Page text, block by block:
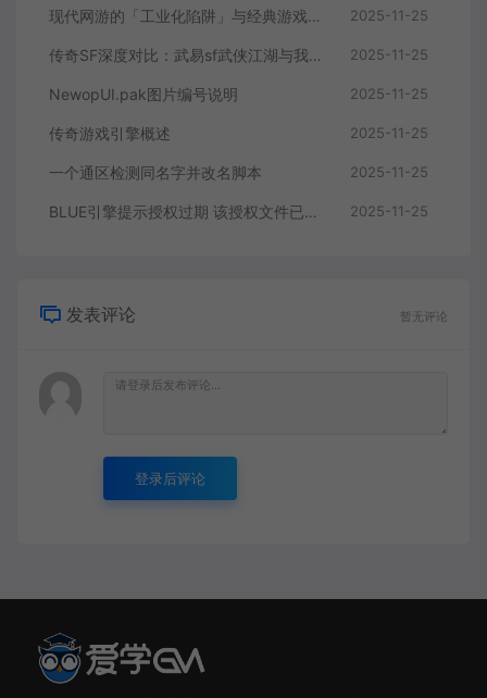
现代网游的「工业化陷阱」与经典游戏的「自由灵魂」：从热血传奇看游戏设计的本真回归 2025-11-25
传奇SF深度对比：武易sf武侠江湖与我本沉默sf经典复刻的差异解析 2025-11-25
NewopUI.pak图片编号说明 2025-11-25
传奇游戏引擎概述 2025-11-25
一个通区检测同名字并改名脚本 2025-11-25
BLUE引擎提示授权过期 该授权文件已经到期解决方案 2025-11-25
发表评论 暂无评论
登录后评论